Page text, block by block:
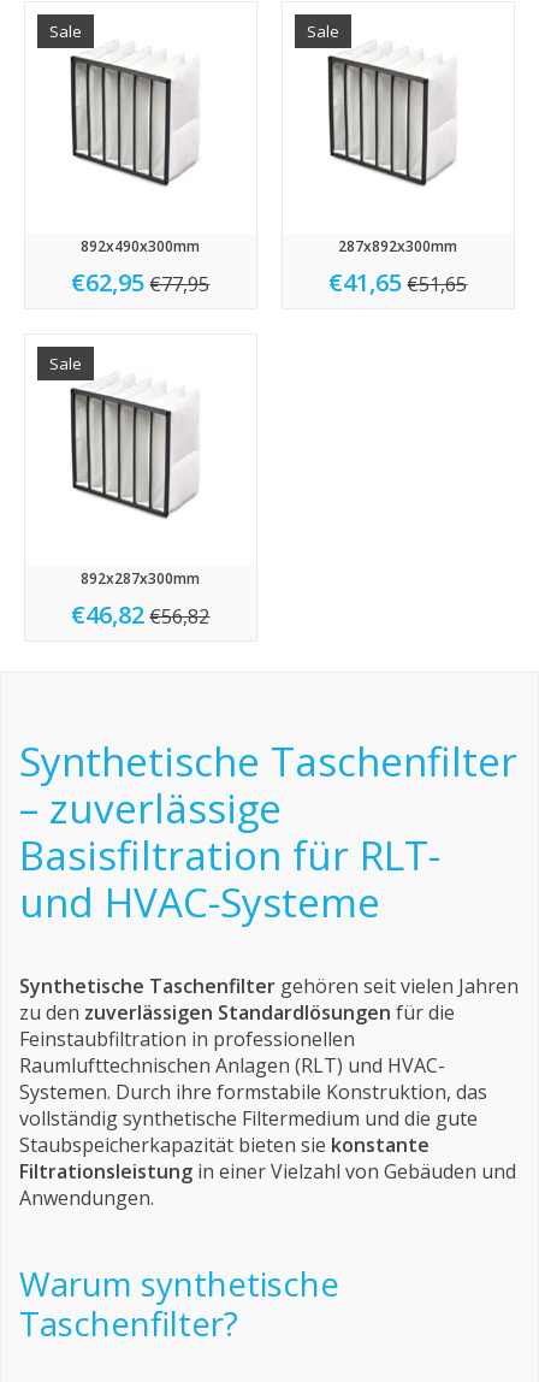
Sale
892x490x300mm
€62,95 €77,95
Sale
287x892x300mm
€41,65 €51,65
Sale
892x287x300mm
€46,82 €56,82
Synthetische Taschenfilter
– zuverlässige
Basisfiltration für RLT-
und HVAC-Systeme
Synthetische Taschenfilter gehören seit vielen Jahren
zu den zuverlässigen Standardlösungen für die
Feinstaubfiltration in professionellen
Raumlufttechnischen Anlagen (RLT) und HVAC-
Systemen. Durch ihre formstabile Konstruktion, das
vollständig synthetische Filtermedium und die gute
Staubspeicherkapazität bieten sie konstante
Filtrationsleistung in einer Vielzahl von Gebäuden und
Anwendungen.
Warum synthetische
Taschenfilter?